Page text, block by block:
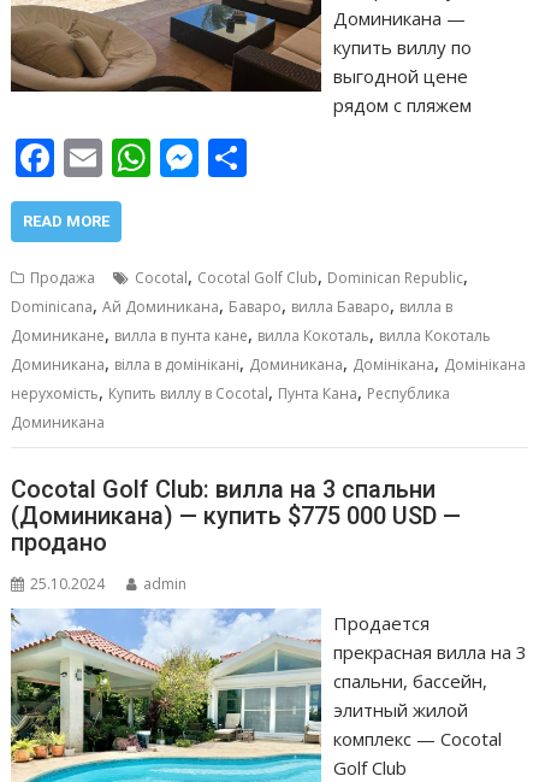
Доминикана —
купить виллу по
выгодной цене
рядом с пляжем
F
ac
e
b
o
o
k
E
m
ai
W
s
A
p
p
M
e
n
g
er
р
а
в
и
ь
READ MORE
Продажа Cocotal, Cocotal Golf Club, Dominican Republic,
Dominicana,Ай Доминикана, Баваро, вилла Баваро, вилла в
Доминикане, вилла в пунта кане, вилла Кокоталь, вилла Кокоталь
Доминикана, вілла в домінікані, Доминикана, Домінікана, Домінікана
нерухомість, Купить виллу в Cocotal, Пунта Кана, Республика
Доминикана
Cocotal Golf Club: вилла на 3 спальни
(Доминикана) — купить $775 000 USD —
продано
25.10.2024 admin
Продается
прекрасная вилла на 3
спальни, бассейн,
элитный жилой
комплекс — Cocotal
Golf Club